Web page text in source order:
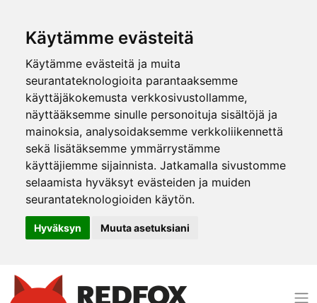
Käytämme evästeitä
Käytämme evästeitä ja muita
seurantateknologioita parantaaksemme
käyttäjäkokemusta verkkosivustollamme,
näyttääksemme sinulle personoituja sisältöjä ja
mainoksia, analysoidaksemme verkkoliikennettä
sekä lisätäksemme ymmärrystämme
käyttäjiemme sijainnista. Jatkamalla sivustomme
selaamista hyväksyt evästeiden ja muiden
seurantateknologioiden käytön.
Hyväksyn Muuta asetuksiani